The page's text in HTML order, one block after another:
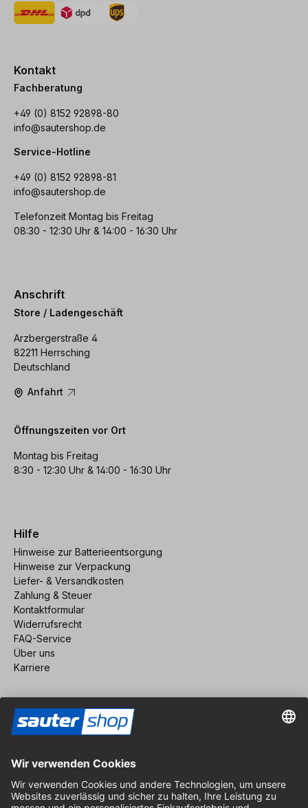
Kontakt
Fachberatung
+49 (0) 8152 92898-80
info@sautershop.de
Service-Hotline
+49 (0) 8152 92898-81
info@sautershop.de
Telefonzeit Montag bis Freitag
08:30 - 12:30 Uhr & 14:00 - 16:30 Uhr
Anschrift
Store / Ladengeschäft
Arzbergerstraße 4
82211 Herrsching
Deutschland
Anfahrt
Öffnungszeiten vor Ort
Montag bis Freitag
8:30 - 12:30 Uhr & 14:00 - 16:30 Uhr
Hilfe
Hinweise zur Batterieentsorgung
Hinweise zur Verpackung
Liefer- & Versandkosten
Zahlung & Steuer
Kontaktformular
Widerrufsrecht
FAQ-Service
Über uns
Karriere
Impressum